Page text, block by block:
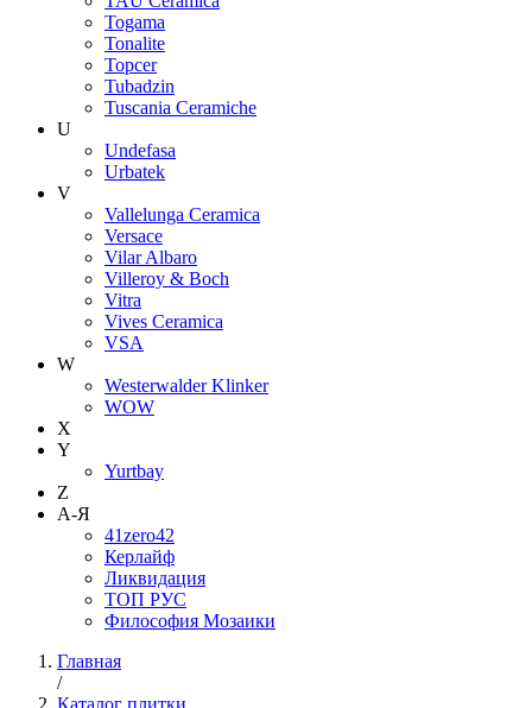
Togama
Tonalite
Topcer
Tubadzin
Tuscania Ceramiche
U
Undefasa
Urbatek
V
Vallelunga Ceramica
Versace
Vilar Albaro
Villeroy & Boch
Vitra
Vives Ceramica
VSA
W
Westerwalder Klinker
WOW
X
Y
Yurtbay
Z
А-Я
41zero42
Керлайф
Ликвидация
ТОП РУС
Философия Мозаики
Главная
/
Каталог плитки